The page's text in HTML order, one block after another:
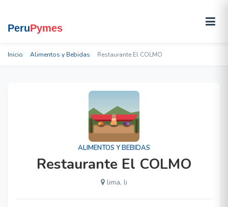
Inicio Alimentos y Bebidas Restaurante El COLMO
ALIMENTOS Y BEBIDAS
Restaurante El COLMO
lima, li